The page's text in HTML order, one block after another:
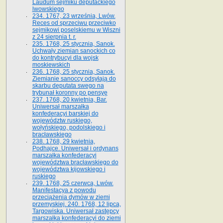
Laudum sejmiku deputackiego
lwowskiego
234. 1767, 23 września, Lwów.
Reces od sprzeciwu przeciwko
sejmikowi poselskiemu w Wiszni
z 24 sierpnia t. r.
235. 1768, 25 stycznia, Sanok.
Uchwały ziemian sanockich co
do kontrybucyi dla wojsk
moskiewskich
236. 1768, 25 stycznia, Sanok.
Ziemianie sanoccy odsyłają do
skarbu deputata swego na
trybunał koronny po pensyę
237. 1768, 20 kwietnia, Bar.
Uniwersał marszałka
konfederacyi barskiej do
województw ruskiego,
wołyńskiego, podolskiego i
bracławskiego
238. 1768, 29 kwietnia,
Podhajce. Uniwersał i ordynans
marszałka konfederacyi
województwa bracławskiego do
wo­jewództwa kijowskiego i
ruskiego
239. 1768, 25 czerwca, Lwów.
Manifestacya z powodu
przeciążenia dymów w ziemi
przemyskiej. 240. 1768, 12 lipca,
Targowiska. Uniwersał zastępcy
marszałka konfederacyi do ziemi